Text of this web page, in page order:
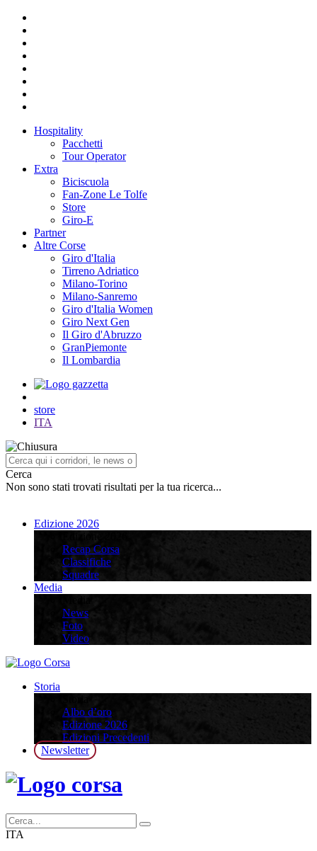
Hospitality
Pacchetti
Tour Operator
Extra
Biciscuola
Fan-Zone Le Tolfe
Store
Giro-E
Partner
Altre Corse
Giro d'Italia
Tirreno Adriatico
Milano-Torino
Milano-Sanremo
Giro d'Italia Women
Giro Next Gen
Il Giro d'Abruzzo
GranPiemonte
Il Lombardia
store
ITA
Cerca
Non sono stati trovati risultati per la tua ricerca...
Edizione 2026
Recap Corsa
Classifiche
Squadre
Media
News
Foto
Video
Storia
Albo d’oro
Edizione 2026
Edizioni Precedenti
Newsletter
ITA